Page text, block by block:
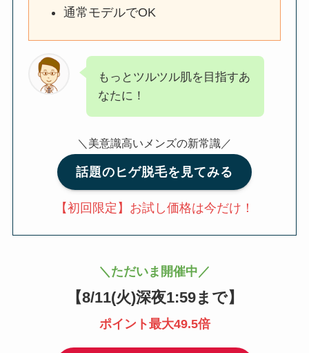
通常モデルでOK
もっとツルツル肌を目指すあ
なたに！
＼美意識高いメンズの新常識／
話題のヒゲ脱毛を見てみる
【初回限定】お試し価格は今だけ！
＼ただいま開催中／
【8/11(火)深夜1:59まで】
ポイント最大49.5倍